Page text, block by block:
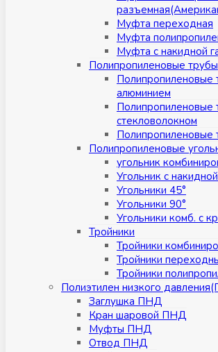
Муфта переходная
Муфта
Муфта с накидной
Полипропиленовые трубы
Полипропиленовые
алюминием
Полипропиленовые
стекловолокном
Полипропиленовые
Полипропиленовые
угольник
Угольник с
Угольники 45°
Угольники 90°
Угольники комб. с
Тройники
Тройники
Тройники
Тройники
Полиэтилен низкого
Заглушка ПНД
Кран шаровой ПНД
Муфты ПНД
Отвод ПНД